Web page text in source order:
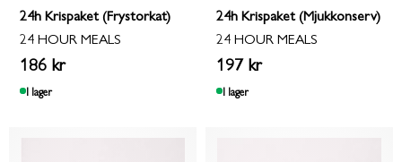
24h Krispaket (Frystorkat)
24 HOUR MEALS
186 kr
I lager
24h Krispaket (Mjukkonserv)
24 HOUR MEALS
197 kr
I lager